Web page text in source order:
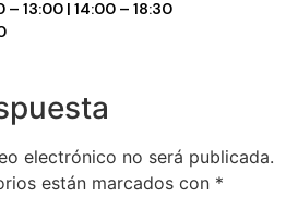
13:00 | 14:00 – 18:30
electrónico no será publicada.
están marcados con *